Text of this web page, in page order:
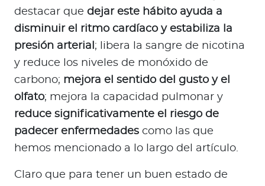
destacar que dejar este hábito ayuda a
disminuir el ritmo cardíaco y estabiliza la
presión arterial ; libera la sangre de nicotina
y reduce los niveles de monóxido de
carbono; mejora el sentido del gusto y el
olfato; mejora la capacidad pulmonar y
reduce significativamente el riesgo de
padecer enfermedades como las que
hemos mencionado a lo largo del artículo.
Claro que para tener un buen estado de